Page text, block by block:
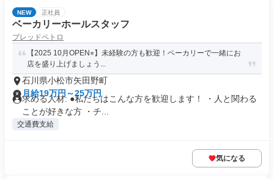
NEW 正社員
ベーカリーホールスタッフ
ブレッドペトロ
【2025 10月OPEN⭐︎】未経験の方も歓迎！ベーカリーで一緒にお
店を盛り上げましょう...
石川県小松市矢田野町
月給19万円～25万円
求める人材: ●私たちはこんな方を歓迎します！ ・人と関わる
ことが好きな方 ・チ...
交通費支給
気になる